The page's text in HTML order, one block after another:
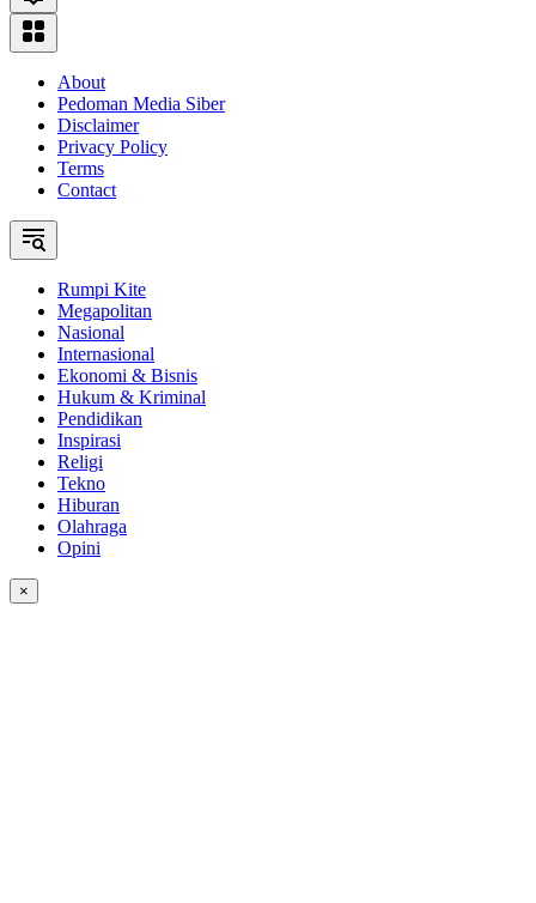
About
Pedoman Media Siber
Disclaimer
Privacy Policy
Terms
Contact
Rumpi Kite
Megapolitan
Nasional
Internasional
Ekonomi & Bisnis
Hukum & Kriminal
Pendidikan
Inspirasi
Religi
Tekno
Hiburan
Olahraga
Opini
×